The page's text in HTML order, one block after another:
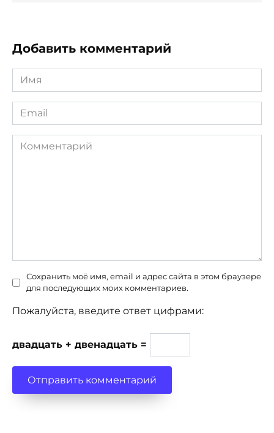
Добавить комментарий
Имя
*
Email
*
Комментарий
Сохранить моё имя, email и адрес сайта в этом браузере
для последующих моих комментариев.
Пожалуйста, введите ответ цифрами:
двадцать + двенадцать =